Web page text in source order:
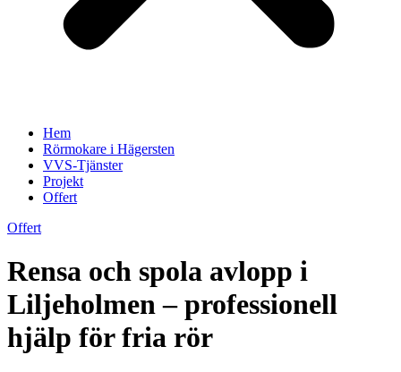
Hem
Rörmokare i Hägersten
VVS-Tjänster
Projekt
Offert
Offert
Rensa och spola avlopp i
Liljeholmen – professionell
hjälp för fria rör